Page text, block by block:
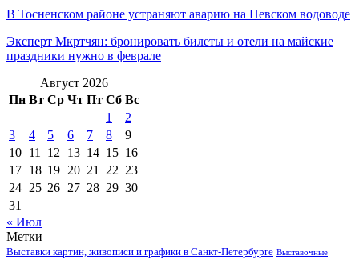
В Тосненском районе устраняют аварию на Невском водоводе
Эксперт Мкртчян: бронировать билеты и отели на майские
праздники нужно в феврале
Август 2026
Пн Вт Ср Чт Пт Сб Вс
1
2
3
4 5 6 7 8
9
10 11 12 13 14 15 16
17 18 19 20 21 22 23
24 25 26 27 28 29 30
31
« Июл
Метки
Выставки картин, живописи и графики в Санкт-Петербурге Выставочные